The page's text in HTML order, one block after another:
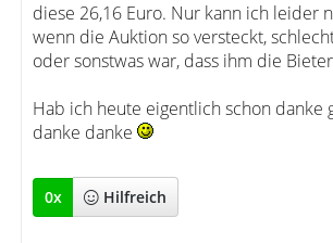
diese 26,16 Euro. Nur kann ich leider
wenn die Auktion so versteckt,
oder sonstwas war, dass ihm die
Hab ich heute eigentlich schon danke
danke danke
0x Hilfreich